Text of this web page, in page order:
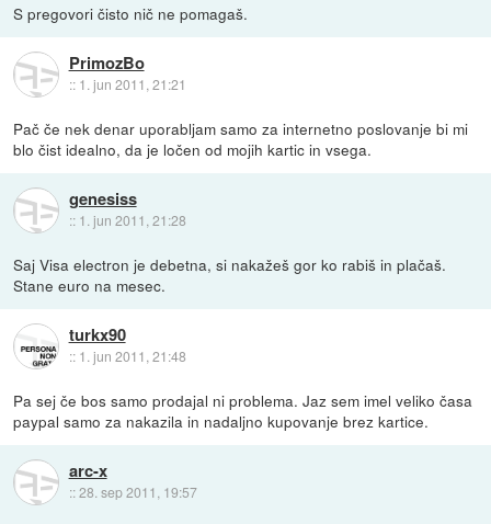
S pregovori čisto nič ne pomagaš.
PrimozBo
:: 1. jun 2011, 21:21
Pač če nek denar uporabljam samo za internetno poslovanje bi mi
blo čist idealno, da je ločen od mojih kartic in vsega.
genesiss
:: 1. jun 2011, 21:28
Saj Visa electron je debetna, si nakažeš gor ko rabiš in plačaš.
Stane euro na mesec.
turkx90
:: 1. jun 2011, 21:48
Pa sej če bos samo prodajal ni problema. Jaz sem imel veliko časa
paypal samo za nakazila in nadaljno kupovanje brez kartice.
arc-x
::28. sep 2011, 19:57